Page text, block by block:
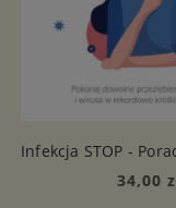
34,00